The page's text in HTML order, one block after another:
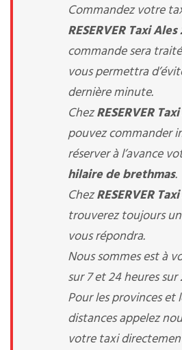
Commandez votre
RESERVER Taxi
commande sera
vous permettra
dernière minute.
ChezRESERVER
pouvez commander
réserver à l’avance
hilaire de brethmas.
ChezRESERVER
trouverez toujours
vous répondra.
Nous sommes est à
sur 7 et 24 heures sur
Pour les provinces et
distances appelez
votre taxi